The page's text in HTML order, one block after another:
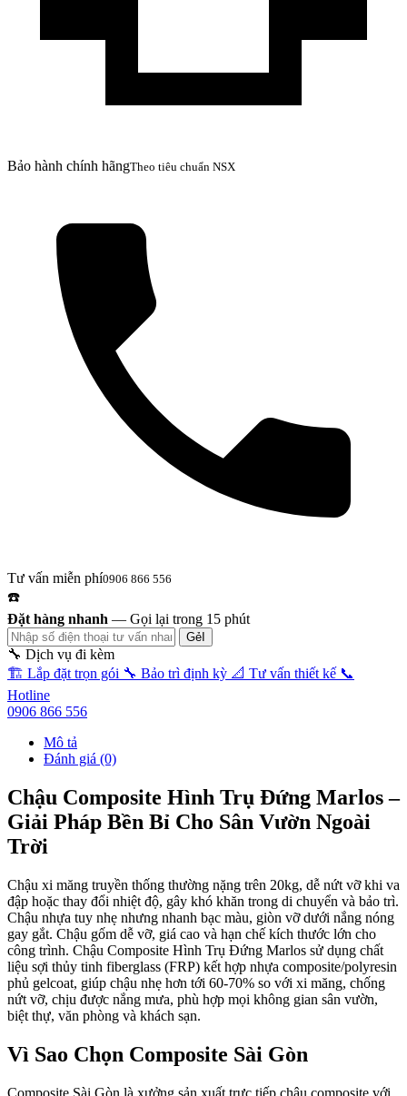
Bảo hành chính hãngTheo tiêu chuẩn NSX
Tư vấn miễn phí0906 866 556
☎️
Đặt hàng nhanh — Gọi lại trong 15 phút
GẻI
🔧 Dịch vụ đi kèm
🏗️ Lắp đặt trọn gói 🔧 Bảo trì định kỳ 📐 Tư vấn thiết kế 📞
Hotline
0906 866 556
Mô tả
Đánh giá (0)
Chậu Composite Hình Trụ Đứng Marlos –
Giải Pháp Bền Bỉ Cho Sân Vườn Ngoài
Trời
Chậu xi măng truyền thống thường nặng trên 20kg, dễ nứt vỡ khi va
đập hoặc thay đổi nhiệt độ, gây khó khăn trong di chuyển và bảo trì.
Chậu nhựa tuy nhẹ nhưng nhanh bạc màu, giòn vỡ dưới nắng nóng
gay gắt. Chậu gốm dễ vỡ, giá cao và hạn chế kích thước lớn cho
công trình. Chậu Composite Hình Trụ Đứng Marlos sử dụng chất
liệu sợi thủy tinh fiberglass (FRP) kết hợp nhựa composite/polyresin
phủ gelcoat, giúp chậu nhẹ hơn tới 60-70% so với xi măng, chống
nứt vỡ, chịu được nắng mưa, phù hợp mọi không gian sân vườn,
biệt thự, văn phòng và khách sạn.
Vì Sao Chọn Composite Sài Gòn
Composite Sài Gòn là xưởng sản xuất trực tiếp chậu composite với